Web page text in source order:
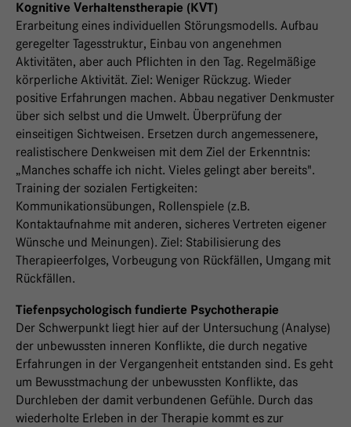
Kognitive Verhaltenstherapie (KVT)
Erarbeitung eines individuellen Störungsmodells. Aufbau
geregelter Tagesstruktur, Einbau von angenehmen
Aktivitäten, aber auch Pflichten in den Tag. Regelmäßige
körperliche Aktivität. Ziel: Weniger Rückzug. Wieder
positive Erfahrungen machen. Abbau negativer Denkmuster
über sich selbst und die Umwelt. Überprüfung der
einseitigen Sichtweisen. Ersetzen durch angemessenere,
realistischere Denkweisen mit dem Ziel der Erkenntnis:
„Manches schaffe ich nicht. Vieles gelingt aber bereits".
Training der sozialen Fertigkeiten:
Kommunikationsübungen, Rollenspiele (z.B.
Kontaktaufnahme mit anderen, sicheres Vertreten eigener
Wünsche und Meinungen). Ziel: Stabilisierung des
Therapieerfolges, Vorbeugung von Rückfällen, Umgang mit
Rückfällen.
Tiefenpsychologisch fundierte Psychotherapie
Der Schwerpunkt liegt hier auf der Untersuchung (Analyse)
der unbewussten inneren Konflikte, die durch negative
Erfahrungen in der Vergangenheit entstanden sind. Es geht
um Bewusstmachung der unbewussten Konflikte, das
Durchleben der damit verbundenen Gefühle. Durch das
wiederholte Erleben in der Therapie kommt es zur